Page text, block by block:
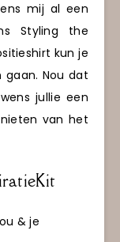
mij al een
Styling the
kun je
gaan. Nou dat
jullie een
van het
& je